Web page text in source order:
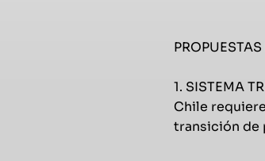
1. SISTEMA
Chile
transición de